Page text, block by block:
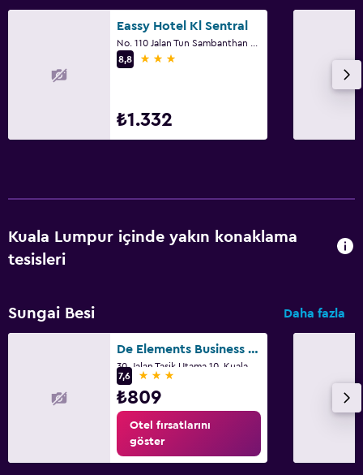
Yatak yanında priz
Gardırop veya dolap
Havuz
Açık havuz
Havuz havluları
Medya ve eğlence
Kablo veya Uydu TV
Eassy Hotel Kl Sentral
8,8
3 yıldız
₺1.332
Kuala Lumpur içinde yakın konaklama
tesisleri
Sungai Besi Daha fazla
De Elements Business Hotel Kuala Lumpur
7,6
3 yıldız
₺809
Otel fırsatlarını
göster